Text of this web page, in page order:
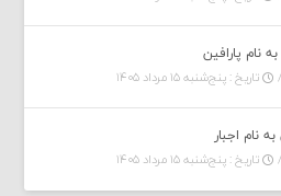
نام پارافین
تاریخ : پنج‌شنبه ۱۵ مرداد ۱۴۰۵
نام اجبار
تاریخ : پنج‌شنبه ۱۵ مرداد ۱۴۰۵